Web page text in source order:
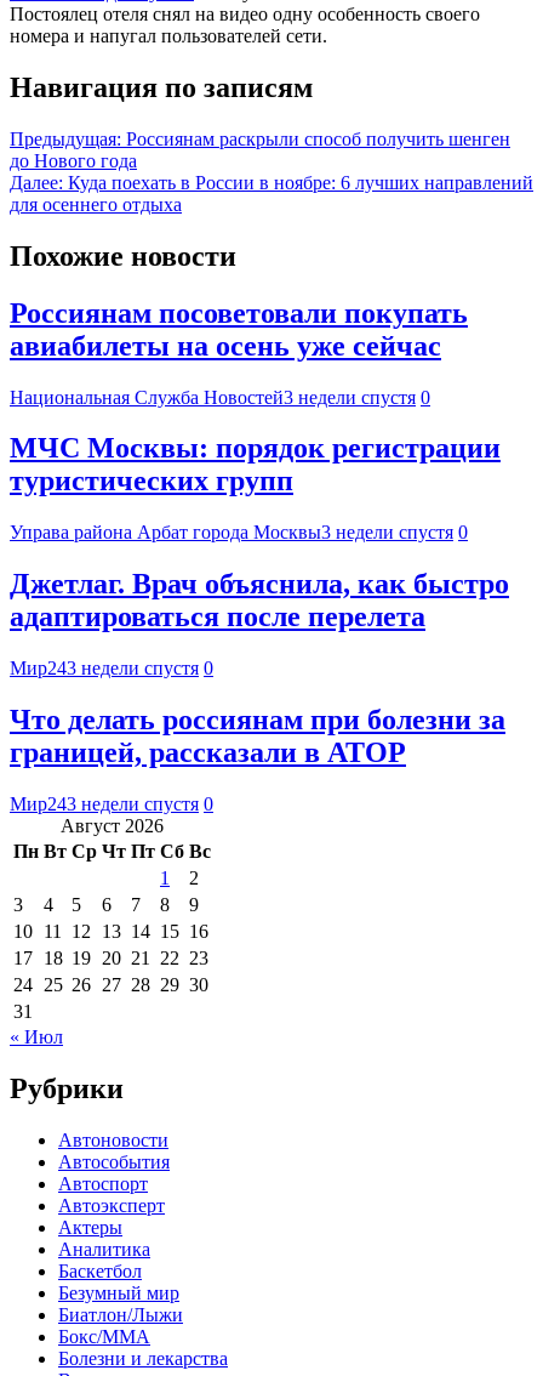
Постоялец отеля снял на видео одну особенность своего
номера и напугал пользователей сети.
Навигация по записям
Предыдущая: Россиянам раскрыли способ получить шенген
до Нового года
Далее: Куда поехать в России в ноябре: 6 лучших направлений
для осеннего отдыха
Похожие новости
Россиянам посоветовали покупать
авиабилеты на осень уже сейчас
Национальная Служба Новостей3 недели спустя 0
МЧС Москвы: порядок регистрации
туристических групп
Управа района Арбат города Москвы3 недели спустя 0
Джетлаг. Врач объяснила, как быстро
адаптироваться после перелета
Мир243 недели спустя 0
Что делать россиянам при болезни за
границей, рассказали в АТОР
Мир243 недели спустя 0
Август 2026
Пн Вт Ср Чт Пт Сб Вс
1
2
3
4 5 6 7 8
9
10 11 12 13 14 15 16
17 18 19 20 21 22 23
24 25 26 27 28 29 30
31
« Июл
Рубрики
Автоновости
Автособытия
Автоспорт
Автоэксперт
Актеры
Аналитика
Баскетбол
Безумный мир
Биатлон/Лыжи
Бокс/MMA
Болезни и лекарства